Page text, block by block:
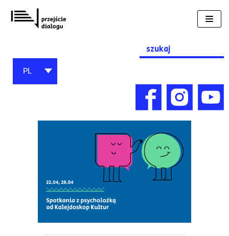
Przejdź
do
Search
for:
PL